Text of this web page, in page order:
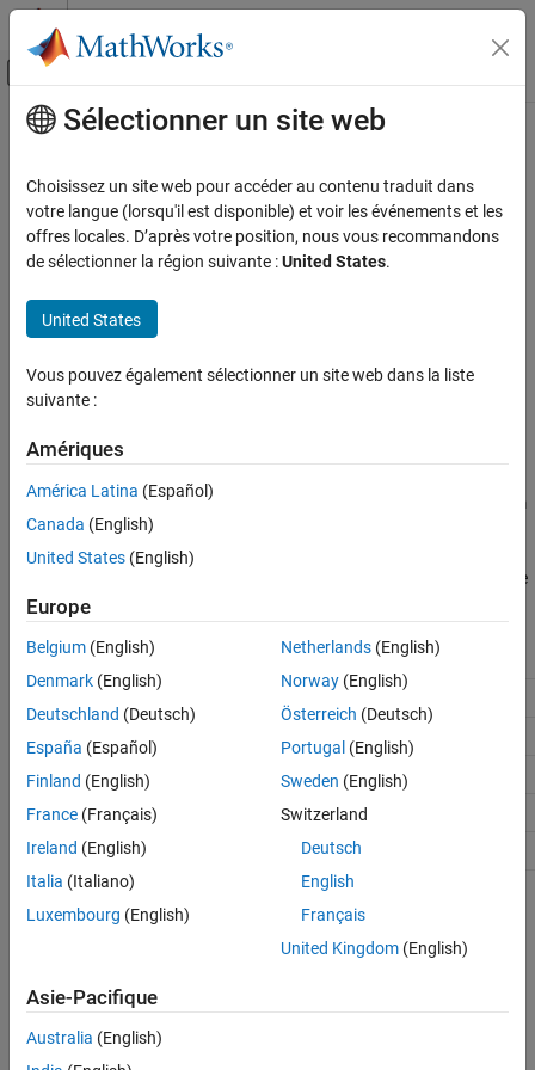
Passer au contenu
Activer/désactiver l'affichage du menu
Accueil de la documentation
Simulink PLC Coder
Ladder Diagram Integration
ON THIS PAGE
Version History
Contenu principal
Task
Task
Description
multiple tasks inside a controller. Each task consists of a program
or multiple programs.
functions to control the
settings of the
Property Name Description
'PLCTaskWatchDog' Watch dog timer value
'Priority' Task priority
'Description' Task Description
Version History
See Also
AOI Runner|PLC Controller
Sélectionner un site web
Choisissez un site web pour accéder au contenu traduit dans
votre langue (lorsqu'il est disponible) et voir les événements et les
offres locales. D’après votre position, nous vous recommandons
de sélectionner la région suivante :United States.
United States
Vous pouvez également sélectionner un site web dans la liste
suivante :
Amériques
América Latina (Español)
Canada (English)
United States (English)
Europe
Belgium (English)
Denmark (English)
Deutschland (Deutsch)
España (Español)
Finland (English)
France (Français)
Ireland (English)
Italia (Italiano)
Luxembourg (English)
Netherlands(English)
Norway(English)
Österreich (Deutsch)
Portugal (English)
Sweden (English)
Switzerland
Deutsch
English
Français
United Kingdom(English)
Asie-Pacifique
Australia (English)